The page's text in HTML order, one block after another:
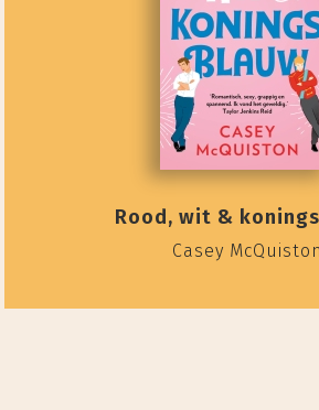
Rood, wit &
Casey McQuiston